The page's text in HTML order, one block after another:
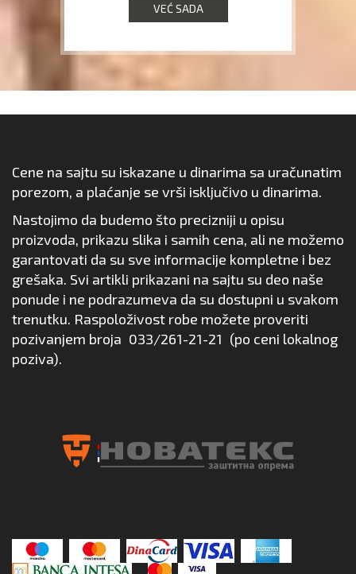
VEĆ SADA
Cene na sajtu su iskazane u dinarima sa uračunatim
porezom, a plaćanje se vrši isključivo u dinarima.
Nastojimo da budemo što precizniji u opisu
proizvoda, prikazu slika i samih cena, ali ne možemo
garantovati da su sve informacije kompletne i bez
grešaka. Svi artikli prikazani na sajtu su deo naše
ponude i ne podrazumeva da su dostupni u svakom
trenutku. Raspoloživost robe možete proveriti
pozivanjem broja 033/261-21-21 (po ceni lokalnog
poziva).